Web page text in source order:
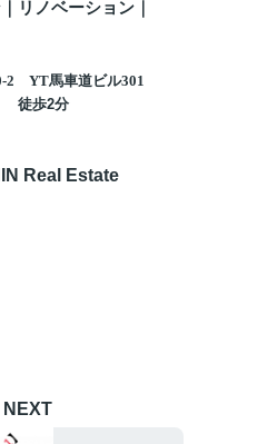
リノベーション｜
2 YT馬車道ビル301
徒歩2分
Real Estate
NEXT